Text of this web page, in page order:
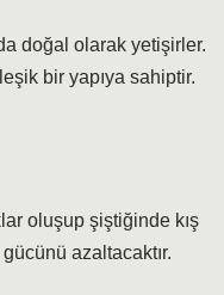
doğal olarak yetişirler.
bir yapıya sahiptir.
oluşup şiştiğinde kış
azaltacaktır.